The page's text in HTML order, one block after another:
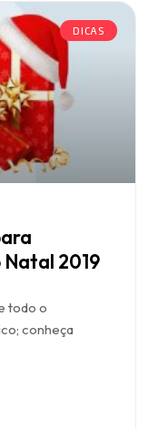
DICAS
2019
todo o
conheça